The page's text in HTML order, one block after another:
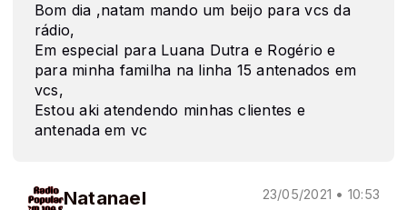
Bom dia ,natam mando um beijo para vcs da
rádio,
Em especial para Luana Dutra e Rogério e
para minha familha na linha 15 antenados em
vcs,
Estou aki atendendo minhas clientes e
antenada em vc
Natanael 23/05/2021 • 10:53